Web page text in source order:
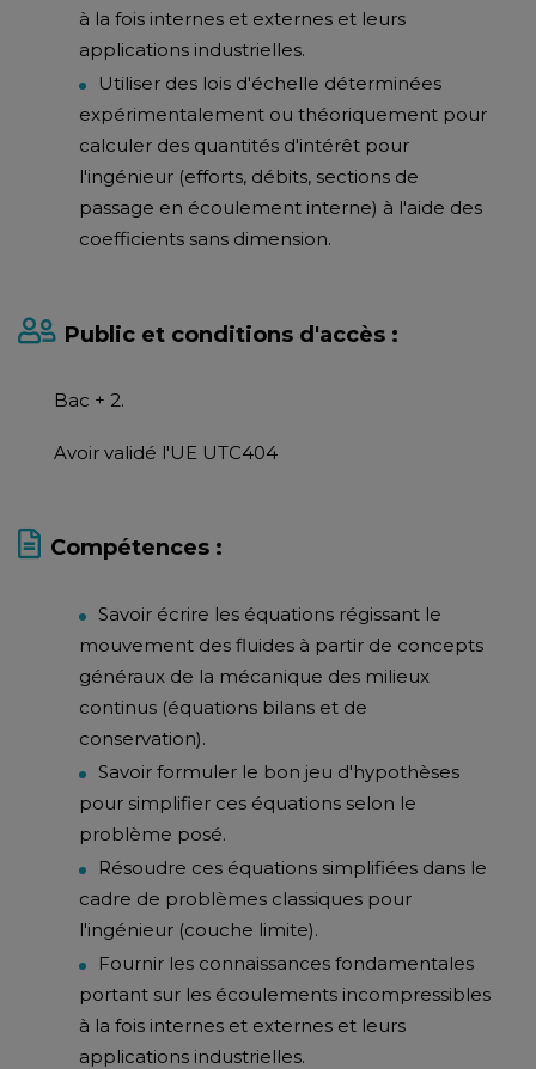
à la fois internes et externes et leurs
applications industrielles.
Utiliser des lois d'échelle déterminées
expérimentalement ou théoriquement pour
calculer des quantités d'intérêt pour
l'ingénieur (efforts, débits, sections de
passage en écoulement interne) à l'aide des
coefficients sans dimension.
Public et conditions d'accès :
Bac + 2.
Avoir validé l'UE UTC404
Compétences :
Savoir écrire les équations régissant le
mouvement des fluides à partir de concepts
généraux de la mécanique des milieux
continus (équations bilans et de
conservation).
Savoir formuler le bon jeu d'hypothèses
pour simplifier ces équations selon le
problème posé.
Résoudre ces équations simplifiées dans le
cadre de problèmes classiques pour
l'ingénieur (couche limite).
Fournir les connaissances fondamentales
portant sur les écoulements incompressibles
à la fois internes et externes et leurs
applications industrielles.